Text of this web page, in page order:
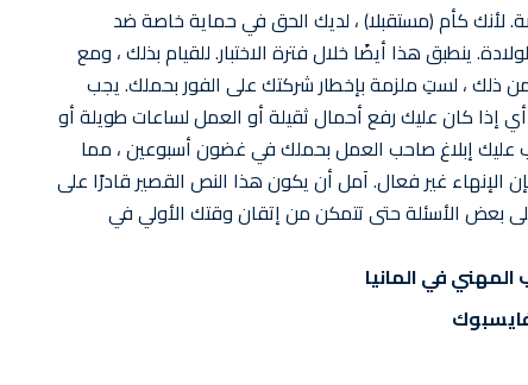
لأنك كأم (مستقبلا) ، لديك الحق في حماية خاصة ضد
ينطبق هذا أيضًا خلال فترة الاختبار. للقيام بذلك ، ومع
ذلك ، لستِ ملزمة بإخطار شركتك على الفور بحملك. يجب
إذا كان عليك رفع أحمال ثقيلة أو العمل لساعات طويلة أو
عليك إبلاغ صاحب العمل بحملك في غضون أسبوعين ، مما
الإنهاء غير فعال. آمل أن يكون هذا النص القصير قادرًا على
بعض الأسئلة حتى تتمكن من إتقان وقتك الأولي في
المهني في المانيا